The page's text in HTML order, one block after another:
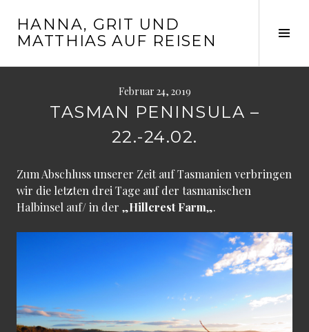
zum
Inhalt
HANNA, GRIT UND
MATTHIAS AUF REISEN
Februar 24, 2019
TASMAN PENINSULA –
22.-24.02.
Zum Abschluss unserer Zeit auf Tasmanien verbringen
wir die letzten drei Tage auf der tasmanischen
Halbinsel auf/ in der „Hillcrest Farm„.